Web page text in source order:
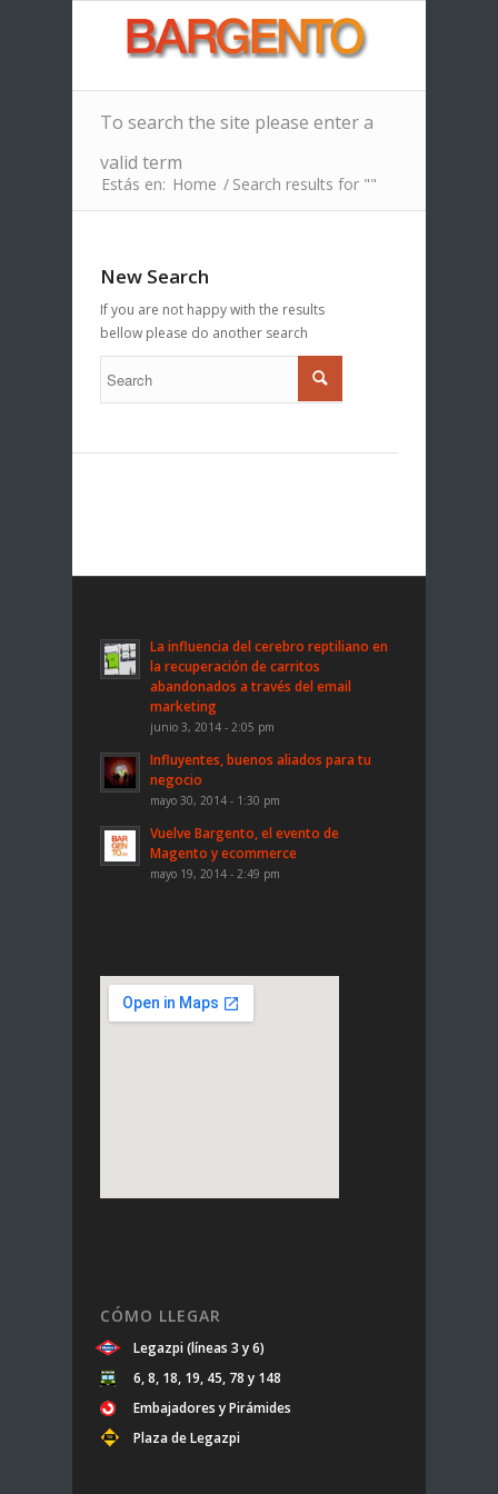
To search the site please enter a
valid term
Estás en: Home / Search results for ""
New Search
If you are not happy with the results
bellow please do another search
La influencia del cerebro reptiliano en
la recuperación de carritos
abandonados a través del email
marketing
junio 3, 2014 - 2:05 pm
Influyentes, buenos aliados para tu
negocio
mayo 30, 2014 - 1:30 pm
Vuelve Bargento, el evento de
Magento y ecommerce
mayo 19, 2014 - 2:49 pm
CÓMO LLEGAR
Legazpi (líneas 3 y 6)
6, 8, 18, 19, 45, 78 y 148
Embajadores y Pirámides
Plaza de Legazpi